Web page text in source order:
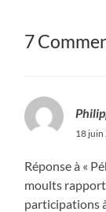
7
18 juin
Réponse à «
moults
participations